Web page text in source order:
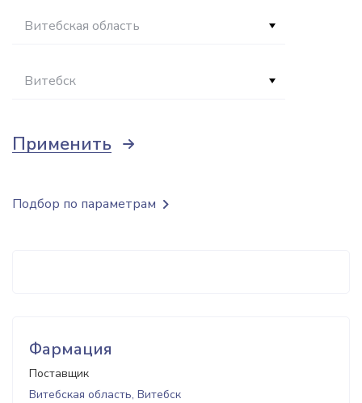
Витебская область
Витебск
Применить
Фармация
Поставщик
Витебская область, Витебск
Подбор по параметрам